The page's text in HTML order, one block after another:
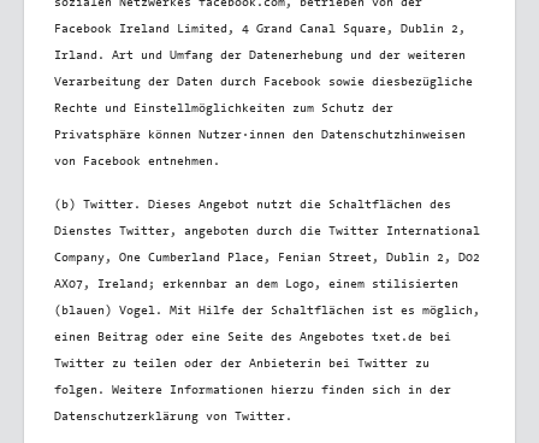
sozialen Netzwerkes facebook.com, betrieben von der
Facebook Ireland Limited, 4 Grand Canal Square, Dublin 2,
Irland. Art und Umfang der Datenerhebung und der weiteren
Verarbeitung der Daten durch Facebook sowie diesbezügliche
Rechte und Einstellmöglichkeiten zum Schutz der
Privatsphäre können Nutzer·innen den Datenschutzhinweisen
von Facebook entnehmen.
(b) Twitter. Dieses Angebot nutzt die Schaltflächen des
Dienstes Twitter, angeboten durch die Twitter International
Company, One Cumberland Place, Fenian Street, Dublin 2, D02
AX07, Ireland; erkennbar an dem Logo, einem stilisierten
(blauen) Vogel. Mit Hilfe der Schaltflächen ist es möglich,
einen Beitrag oder eine Seite des Angebotes txet.de bei
Twitter zu teilen oder der Anbieterin bei Twitter zu
folgen. Weitere Informationen hierzu finden sich in der
Datenschutzerklärung von Twitter.